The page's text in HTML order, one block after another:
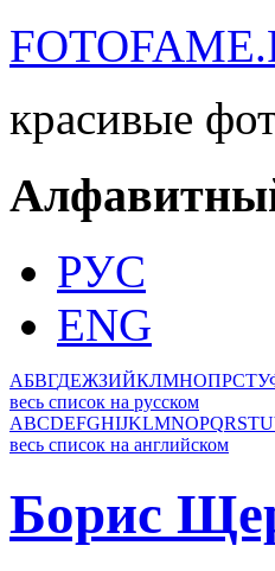
красивые
РУС
ENG
АБВГДЕЖЗИЙКЛМНОПРСТУ
весь список на русском
ABCDEFGHIJKLMNOPQRSTU
весь список на английском
Борис